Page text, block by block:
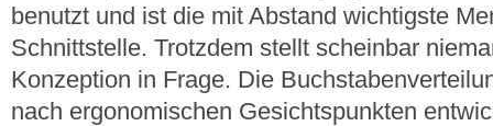
benutzt und ist die mit Abstand wichtigste
Schnittstelle. Trotzdem stellt scheinbar
Konzeption in Frage. Die
nach ergonomischen Gesichtspunkten